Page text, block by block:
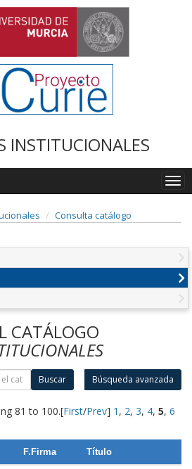
INSTITUCIONALES
Consulta catálogo
CATÁLOGO
Buscar Búsqueda avanzada
81 to 100.[First/Prev] 1 , 2, 3, 4, 5, 6
F.Firma Título